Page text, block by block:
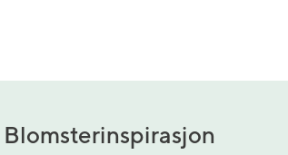
Blomsterinspirasjon